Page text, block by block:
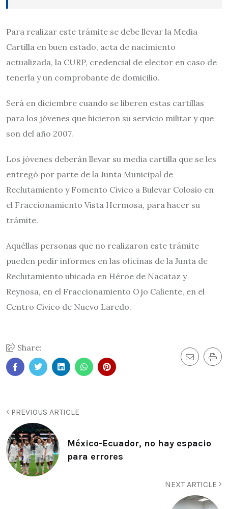
Para realizar este trámite se debe llevar la Media
Cartilla en buen estado, acta de nacimiento
actualizada, la CURP, credencial de elector en caso de
tenerla y un comprobante de domicilio.
Será en diciembre cuando se liberen estas cartillas
para los jóvenes que hicieron su servicio militar y que
son del año 2007.
Los jóvenes deberán llevar su media cartilla que se les
entregó por parte de la Junta Municipal de
Reclutamiento y Fomento Cívico a Bulevar Colosio en
el Fraccionamiento Vista Hermosa, para hacer su
trámite.
Aquéllas personas que no realizaron este trámite
pueden pedir informes en las oficinas de la Junta de
Reclutamiento ubicada en Héroe de Nacataz y
Reynosa, en el Fraccionamiento Ojo Caliente, en el
Centro Cívico de Nuevo Laredo.
Share:
PREVIOUS ARTICLE
México-Ecuador, no hay espacio
para errores
NEXT ARTICLE